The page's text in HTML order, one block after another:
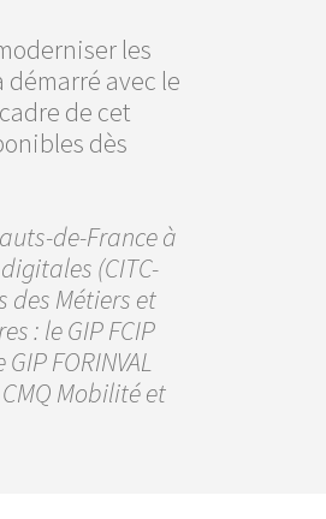
les
avec le
de cet
dès
de-France à
(CITC-
des Métiers et
: le GIP FCIP
FORINVAL
Mobilité et